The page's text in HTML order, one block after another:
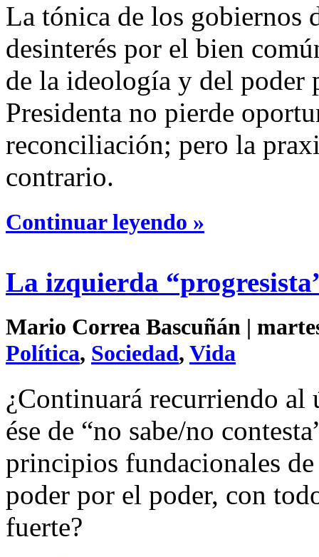
La tónica de los gobiernos
desinterés por el bien
de la ideología y del
Presidenta no pierde
reconciliación; pero la
contrario.
Continuar leyendo »
La izquierda
Mario Correa Bascuñán |
Política, Sociedad, Vida
¿Continuará recurriendo al
ése de “no sabe/no
principios fundacionales
poder por el poder, con
fuerte?